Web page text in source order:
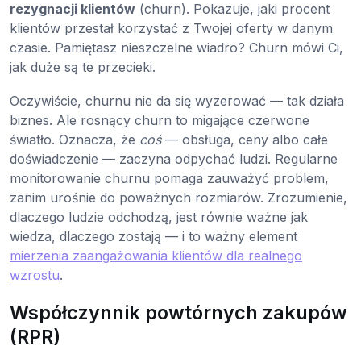
rezygnacji klientów (churn). Pokazuje, jaki procent
klientów przestał korzystać z Twojej oferty w danym
czasie. Pamiętasz nieszczelne wiadro? Churn mówi Ci,
jak duże są te przecieki.
Oczywiście, churnu nie da się wyzerować — tak działa
biznes. Ale rosnący churn to migające czerwone
światło. Oznacza, że coś— obsługa, ceny albo całe
doświadczenie — zaczyna odpychać ludzi. Regularne
monitorowanie churnu pomaga zauważyć problem,
zanim urośnie do poważnych rozmiarów. Zrozumienie,
dlaczego ludzie odchodzą, jest równie ważne jak
wiedza, dlaczego zostają — i to ważny element
mierzenia zaangażowania klientów dla realnego
wzrostu.
Współczynnik powtórnych zakupów
(RPR)